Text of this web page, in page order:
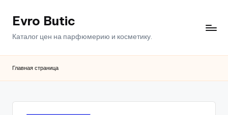
ПерейтиEvro Butic
Каталог цен на парфюмерию и косметику.
Главная страница